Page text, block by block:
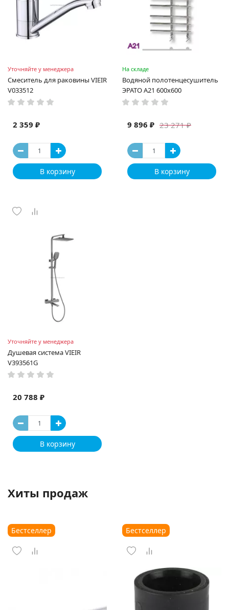
Уточняйте у менеджера
Смеситель для раковины VIEIR
V033512
2 359 ₽
В корзину
На складе
Водяной полотенцесушитель
ЭРАТО А21 600x600
23 271 ₽
9 896 ₽
В корзину
Уточняйте у менеджера
Душевая система VIEIR
V393561G
20 788 ₽
В корзину
Хиты продаж
Бестселлер Бестселлер